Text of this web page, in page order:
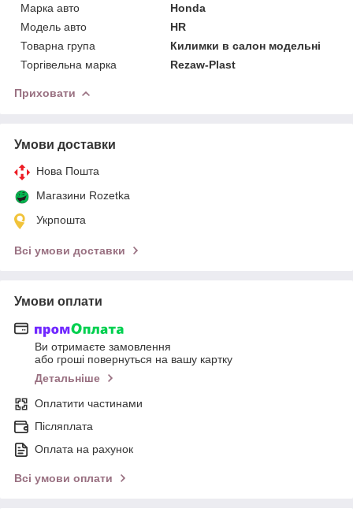
Марка авто
Honda
Модель авто
HR
Товарна група
Килимки в салон модельні
Торгівельна марка
Rezaw-Plast
Приховати
Умови доставки
Нова Пошта
Магазини Rozetka
Укрпошта
Всі умови доставки
Умови оплати
Ви отримаєте замовлення
або гроші повернуться на вашу картку
Детальніше
Оплатити частинами
Післяплата
Оплата на рахунок
Всі умови оплати